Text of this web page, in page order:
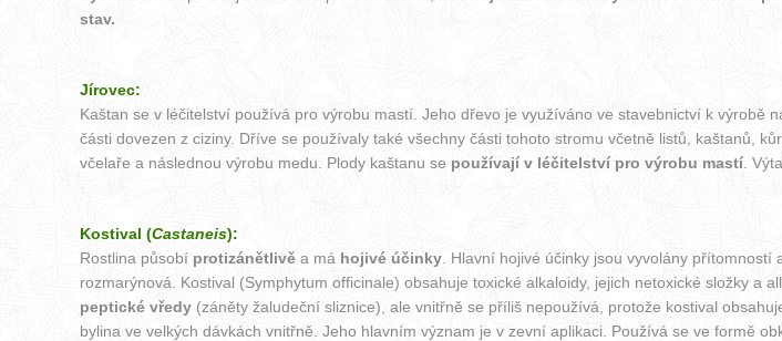
stav.
Jírovec:
Kaštan se v léčitelství používá pro výrobu mastí. Jeho dřevo je využíváno ve stavebnictví k
části dovezen z ciziny. Dříve se používaly také všechny části tohoto stromu včetně listů, kaštanů,
včelaře a následnou výrobu medu. Plody kaštanu se používají v léčitelství pro výrobu mastí .
Kostival (Castaneis):
Rostlina působí protizánětlivě a má hojivé účinky . Hlavní hojivé účinky jsou vyvolány
rozmarýnová. Kostival (Symphytum officinale) obsahuje toxické alkaloidy, jejich netoxické složky a
peptické vředy (záněty žaludeční sliznice), ale vnitřně se příliš nepoužívá, protože kostival
bylina ve velkých dávkách vnitřně. Jeho hlavním význam je v zevní aplikaci. Používá se ve formě